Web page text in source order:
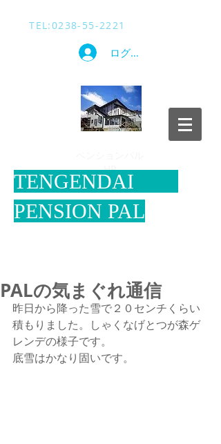
TEL​:0238-55-2221
ログイン
HP
​TENGENDAI
PENSION PAL
PALの気まぐれ通信
昨日から降った雪で２０センチくらい
積もりました。しゃくなげとつが森ゲ
レンデの様子です。
底雪はかなり固いです。